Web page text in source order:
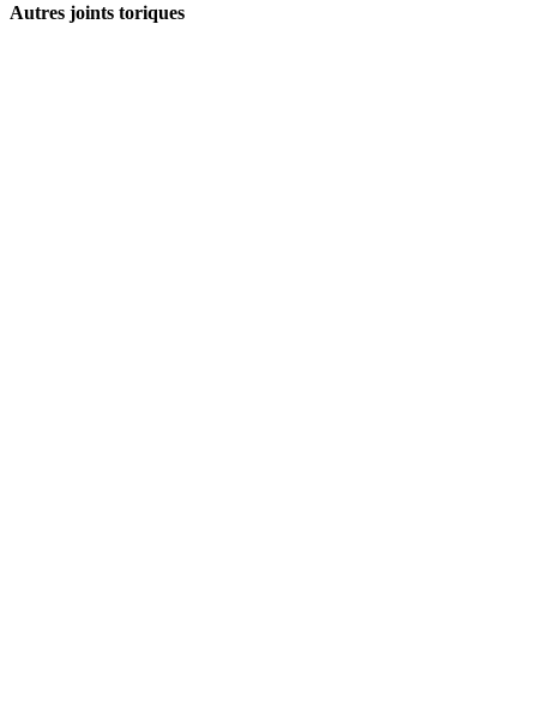
Autres joints toriques